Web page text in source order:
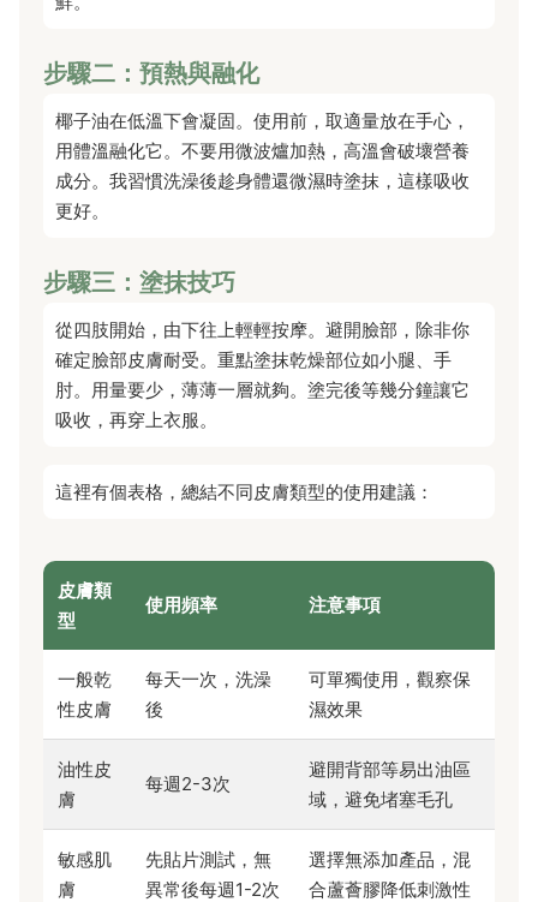
步驟二：預熱與融化
椰子油在低溫下會凝固。使用前，取適量放在手心，
用體溫融化它。不要用微波爐加熱，高溫會破壞營養
成分。我習慣洗澡後趁身體還微濕時塗抹，這樣吸收
更好。
步驟三：塗抹技巧
從四肢開始，由下往上輕輕按摩。避開臉部，除非你
確定臉部皮膚耐受。重點塗抹乾燥部位如小腿、手
肘。用量要少，薄薄一層就夠。塗完後等幾分鐘讓它
吸收，再穿上衣服。
這裡有個表格，總結不同皮膚類型的使用建議：
皮膚類
型
使用頻率 注意事項
一般乾
性皮膚
每天一次，洗澡
後
可單獨使用，觀察保
濕效果
油性皮
膚
每週2-3次
避開背部等易出油區
域，避免堵塞毛孔
敏感肌
膚
先貼片測試，無
異常後每週1-2次
選擇無添加產品，混
合蘆薈膠降低刺激性